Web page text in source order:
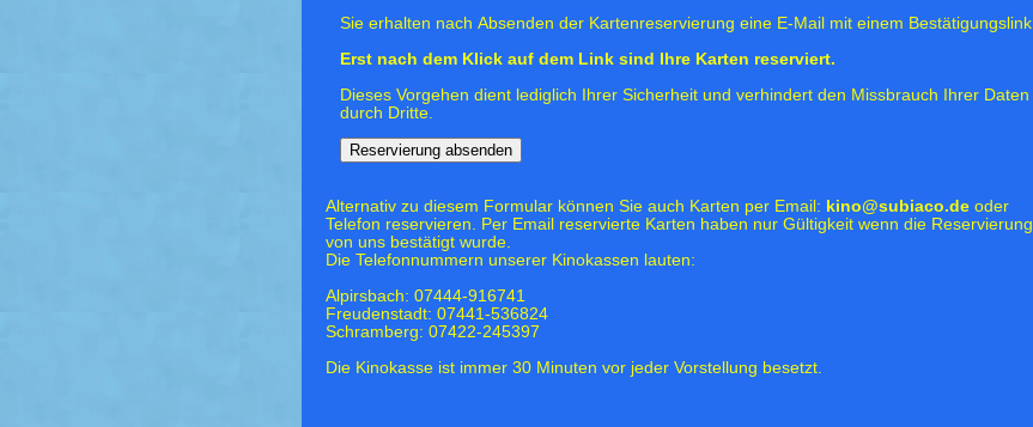
Sie erhalten nach Absenden der Kartenreservierung eine E-Mail mit einem Bestätigungslink.
Erst nach dem Klick auf dem Link sind Ihre Karten reserviert.
Dieses Vorgehen dient lediglich Ihrer Sicherheit und verhindert den Missbrauch Ihrer Daten
durch Dritte.
Alternativ zu diesem Formular können Sie auch Karten per Email: kino@subiaco.de oder
Telefon reservieren. Per Email reservierte Karten haben nur Gültigkeit wenn die Reservierung
von uns bestätigt wurde.
Die Telefonnummern unserer Kinokassen lauten:
Alpirsbach: 07444-916741
Freudenstadt: 07441-536824
Schramberg: 07422-245397
Die Kinokasse ist immer 30 Minuten vor jeder Vorstellung besetzt.